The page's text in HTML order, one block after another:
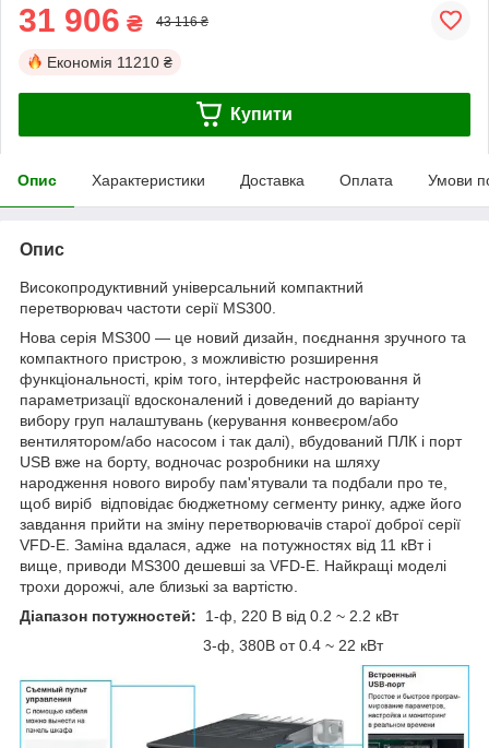
31 906 ₴ 43 116 ₴
Економія 11210 ₴
Купити
Опис Характеристики Доставка Оплата Умови
Опис
Високопродуктивний універсальний компактний
перетворювач частоти серії MS300.
Нова серія MS300 — це новий дизайн, поєднання зручного та
компактного пристрою, з можливістю розширення
функціональності, крім того, інтерфейс настроювання й
параметризації вдосконалений і доведений до варіанту
вибору груп налаштувань (керування конвеєром/або
вентилятором/або насосом і так далі), вбудований ПЛК і порт
USB вже на борту, водночас розробники на шляху
народження нового виробу пам'ятували та подбали про те,
щоб виріб відповідає бюджетному сегменту ринку, адже його
завдання прийти на зміну перетворювачів старої доброї серії
VFD-E. Заміна вдалася, адже на потужностях від 11 кВт і
вище, приводи MS300 дешевші за VFD-E. Найкращі моделі
трохи дорожчі, але близькі за вартістю.
Діапазон потужностей: 1-ф, 220 В від 0.2 ~ 2.2 кВт
3-ф, 380В от 0.4 ~ 22 кВт